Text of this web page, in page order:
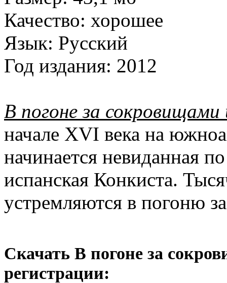
Качество: хорошее
Язык: Русский
Год издания: 2012
В погоне за
начале XVI века на
начинается невиданная
испанская Конкиста.
устремляются в погоню
Скачать В погоне за
регистрации: